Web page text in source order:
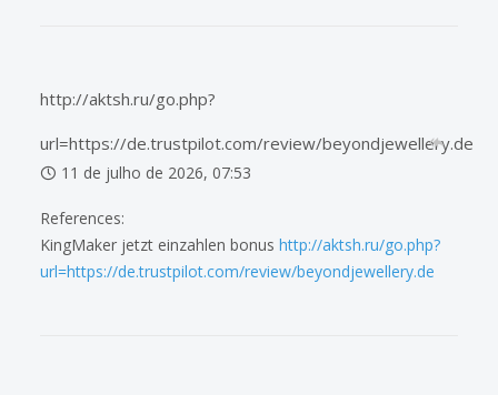
http://aktsh.ru/go.php?
url=https://de.trustpilot.com/review/beyondjewellery.de
11 de julho de 2026, 07:53
References:
KingMaker jetzt einzahlen bonus http://aktsh.ru/go.php?
url=https://de.trustpilot.com/review/beyondjewellery.de